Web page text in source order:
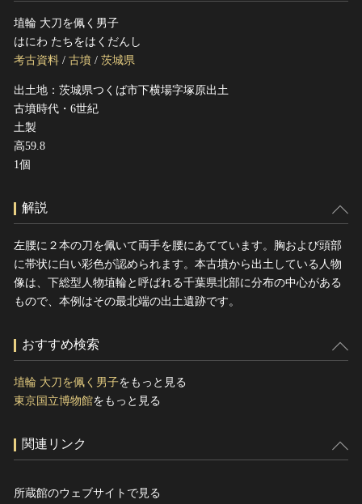
国指定文化財等データベース
埴輪 大刀を佩く男子
はにわ たちをはくだんし
考古資料 / 古墳 / 茨城県
出土地：茨城県つくば市下横場字塚原出土
古墳時代・6世紀
土製
高59.8
1個
解説
左腰に２本の刀を佩いて両手を腰にあてています。胸および頭部
に帯状に白い彩色が認められます。本古墳から出土している人物
像は、下総型人物埴輪と呼ばれる千葉県北部に分布の中心がある
もので、本例はその最北端の出土遺跡です。
おすすめ検索
埴輪 大刀を佩く男子をもっと見る
東京国立博物館をもっと見る
関連リンク
所蔵館のウェブサイトで見る